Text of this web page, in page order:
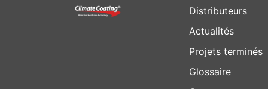
Distributeurs
Actualités
Projets terminés
Glossaire